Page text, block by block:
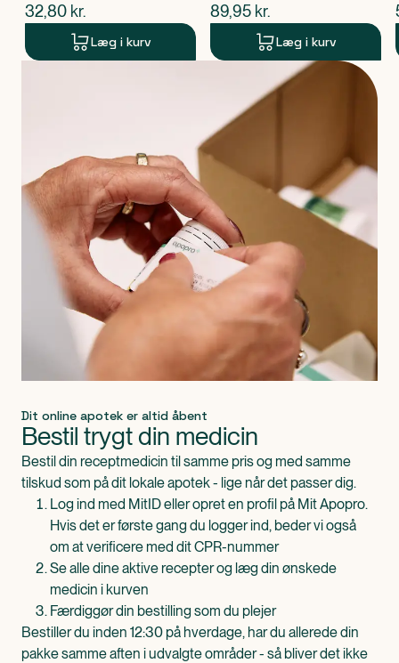
$nuværende pris
32,80 kr.
Læg i kurv
$nuværende pris
89,95 kr.
Læg i kurv
Dit online apotek er altid åbent
Bestil trygt din medicin
Bestil din receptmedicin til samme pris og med samme
tilskud som på dit lokale apotek - lige når det passer dig.
Log ind med MitID eller opret en profil på Mit Apopro.
Hvis det er første gang du logger ind, beder vi også
om at verificere med dit CPR-nummer
Se alle dine aktive recepter og læg din ønskede
medicin i kurven
Færdiggør din bestilling som du plejer
Bestiller du inden 12:30 på hverdage, har du allerede din
pakke samme aften i udvalgte områder - så bliver det ikke